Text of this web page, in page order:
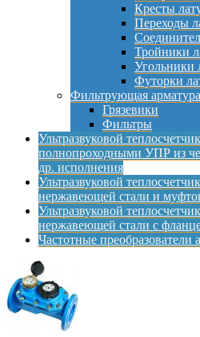
Кресты
Переходы
Тройники
Угольники
Футорки
Фильтрующая арматура
Грязевики
Фильтры
Ультразвуковой
полнопроходными УПР из
др. исполнения
Ультразвуковой
нержавеющей стали и
Ультразвуковой
нержавеющей стали с
Частотные преобразователи